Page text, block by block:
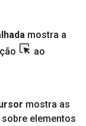
mostra a
ao
mostra as
elementos